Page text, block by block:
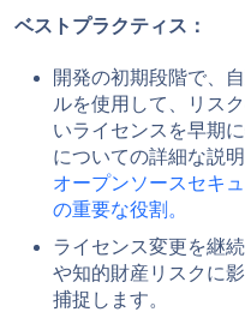
ベストプラクティス：
開発の初期段階で、
ルを使用して、リス
いライセンスを早期
についての詳細な説
オープンソースセキ
の重要な役割。
ライセンス変更を継
や知的財産リスクに
捕捉します。